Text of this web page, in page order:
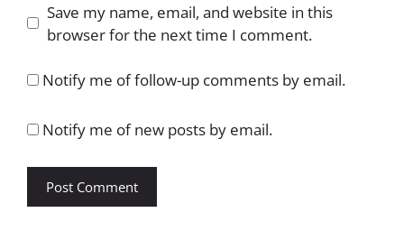
Save my name, email, and website in this
browser for the next time I comment.
Notify me of follow-up comments by email.
Notify me of new posts by email.